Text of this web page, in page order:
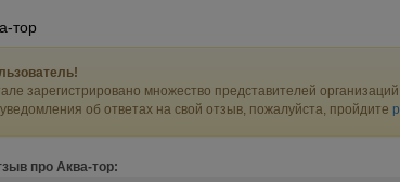
тор
зарегистрировано множество представителей
об ответах на свой отзыв, пожалуйста, пройдите
про Аква-тор: